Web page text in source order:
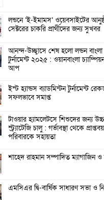
লন্ডনে ‘ই-ইমামস’ ওয়েবসাইটের
সেক্টরের চাকরি প্রার্থীদের জন্য সুখবর
আনন্দ-উচ্ছ্বাসে শেষ হলো লন্ডন
টুর্নামেন্ট ২০২৫ : ওয়ানবাংলা
আপ
ইস্ট হ্যান্ডস ব্যাডমিন্টন টুর্নামেন্ট
সফলভাবে সমাপ্ত
টাওয়ার হ্যামলেটসে শিশুদের জন্য
স্ট্র্যাটেজি চালু : গর্ভাবস্থা থেকে
পরিবারকে সহায়তা
শাহেদ রাহমান সম্পাদিত ম্যাগাজিন
এমসিএর দ্বি-বার্ষিক সাধারণ সভা ও